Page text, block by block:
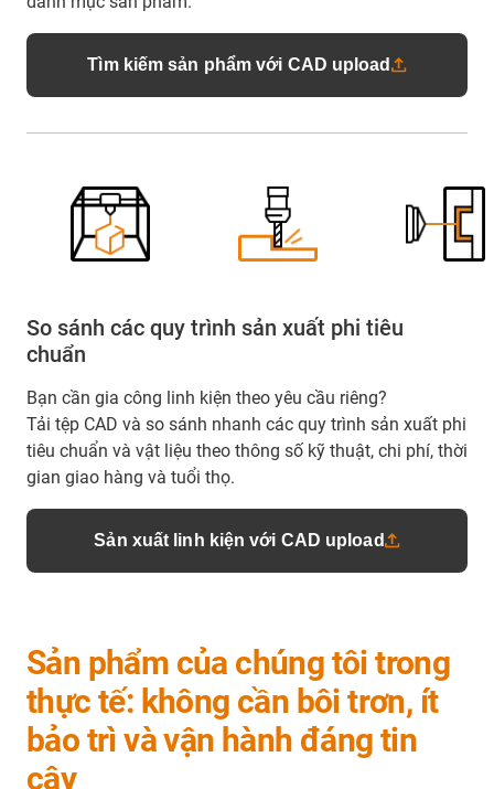
Tìm kiếm sản phẩm với CAD upload
So sánh các quy trình sản xuất phi tiêu
chuẩn
Bạn cần gia công linh kiện theo yêu cầu riêng?
Tải tệp CAD và so sánh nhanh các quy trình sản xuất phi
tiêu chuẩn và vật liệu theo thông số kỹ thuật, chi phí, thời
gian giao hàng và tuổi thọ.
Sản xuất linh kiện với CAD upload
Sản phẩm của chúng tôi trong
thực tế: không cần bôi trơn, ít
bảo trì và vận hành đáng tin
cậy